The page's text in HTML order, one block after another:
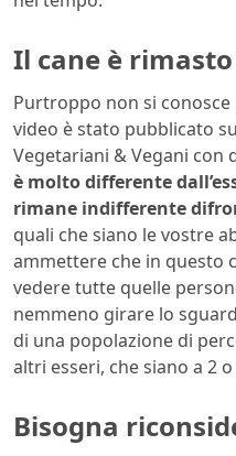
Il cane è
Purtroppo non si conosce
video è stato pubblicato
Vegetariani & Vegani con
è molto differente
rimane indifferente
quali che siano le vostre
ammettere che in questo
vedere tutte quelle
nemmeno girare lo
di una popolazione di
altri esseri, che siano a 2
Bisogna